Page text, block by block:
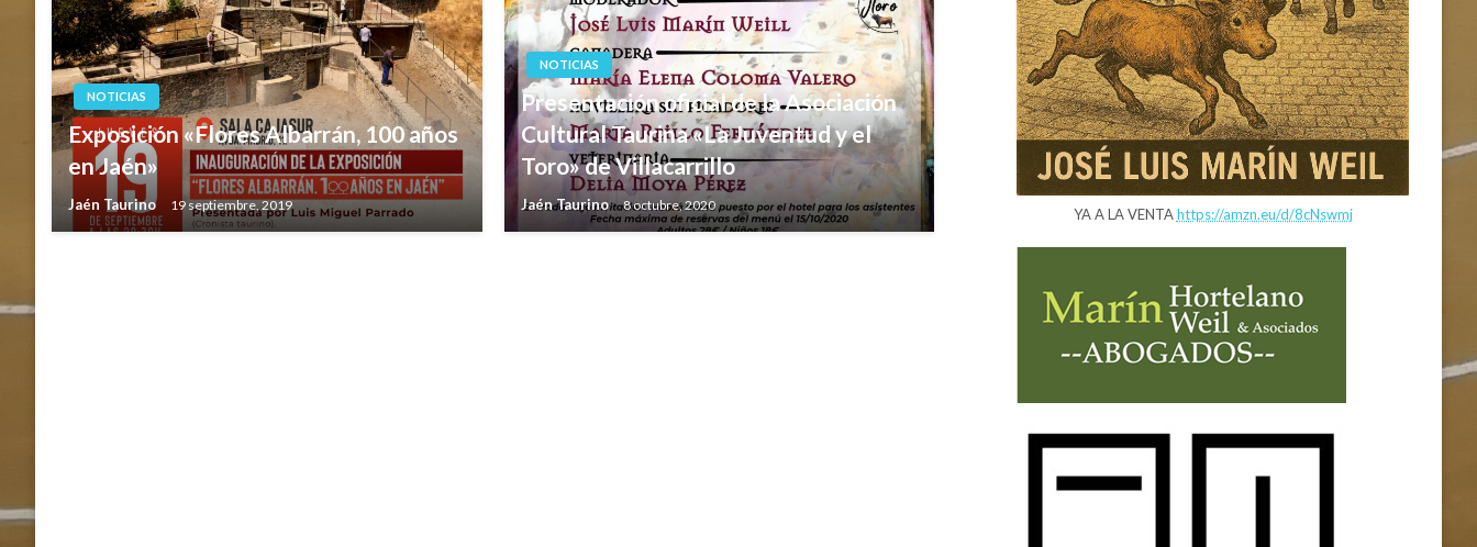
NOTICIAS
Exposición «Flores Albarrán, 100 años
en Jaén»
Jaén Taurino 19 septiembre, 2019
NOTICIAS
Presentación oficial de la Asociación
Cultural Taurina «La Juventud y el
Toro» de Villacarrillo
Jaén Taurino 8 octubre, 2020
YA A LA VENTAhttps://amzn.eu/d/8cNswmj